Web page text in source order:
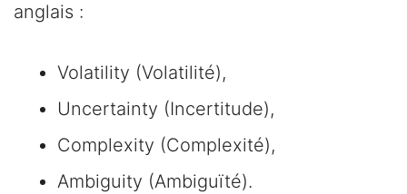
anglais :
Volatility (Volatilité),
Uncertainty (Incertitude),
Complexity (Complexité),
Ambiguity (Ambiguïté).